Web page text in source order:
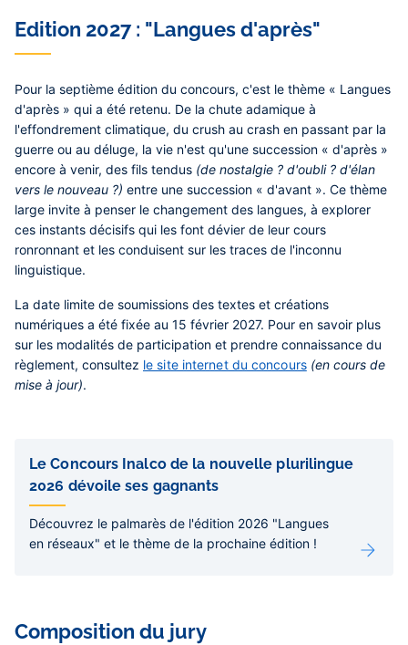
Edition 2027 : "Langues d'après"
Pour la septième édition du concours, c'est le thème « Langues
d'après » qui a été retenu. De la chute adamique à
l'effondrement climatique, du crush au crash en passant par la
guerre ou au déluge, la vie n'est qu'une succession « d'après »
encore à venir, des fils tendus (de nostalgie ? d'oubli ? d'élan
vers le nouveau ?) entre une succession « d'avant ». Ce thème
large invite à penser le changement des langues, à explorer
ces instants décisifs qui les font dévier de leur cours
ronronnant et les conduisent sur les traces de l'inconnu
linguistique.
La date limite de soumissions des textes et créations
numériques a été fixée au 15 février 2027. Pour en savoir plus
sur les modalités de participation et prendre connaissance du
règlement, consultez le site internet du concours (en cours de
mise à jour).
de
sous-
pages
Le Concours Inalco de la nouvelle plurilingue
2026 dévoile ses gagnants
Découvrez le palmarès de l'édition 2026 "Langues
en réseaux" et le thème de la prochaine édition !
Composition du jury